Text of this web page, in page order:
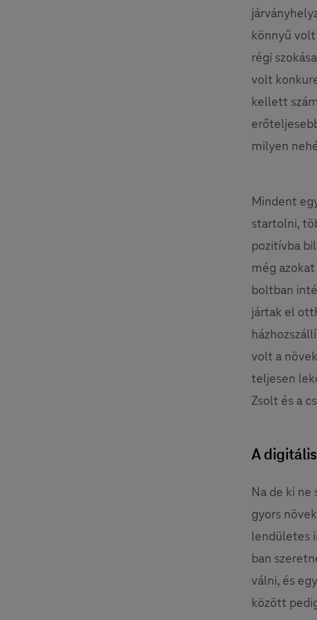
könnyű
régi
volt
kellett
milyen
Mindent
startolni,
pozitívba
még
boltban
jártak el
volt a
teljesen
Zsolt és a
A
Na de ki
gyors
lendületes
ban
válni, és
között